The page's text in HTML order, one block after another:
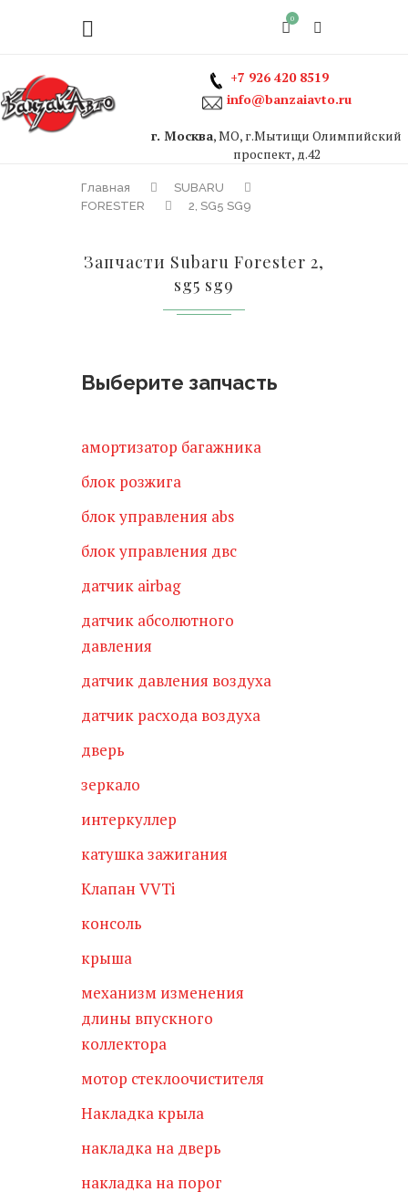
0
+7 926 420 8519
info@banzaiavto.ru
г. Москва, МО, г.Мытищи Олимпийский
проспект, д.42
Главная
SUBARU
FORESTER
2, SG5 SG9
Запчасти Subaru Forester 2,
sg5 sg9
Выберите запчасть
амортизатор багажника
блок розжига
блок управления abs
блок управления двс
датчик airbag
датчик абсолютного
давления
датчик давления воздуха
датчик расхода воздуха
дверь
зеркало
интеркуллер
катушка зажигания
Клапан VVTi
консоль
крыша
механизм изменения
длины впускного
коллектора
мотор стеклоочистителя
Накладка крыла
накладка на дверь
накладка на порог